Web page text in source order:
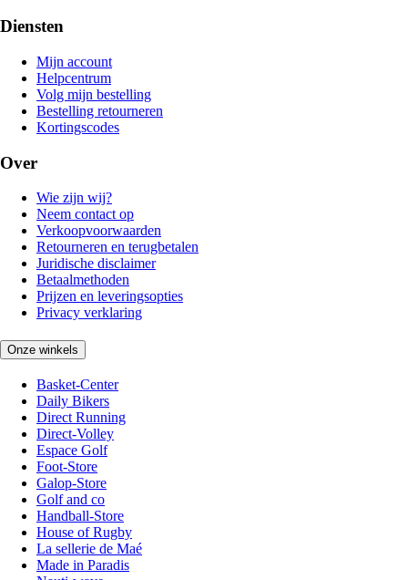
Diensten
Mijn account
Helpcentrum
Volg mijn bestelling
Bestelling retourneren
Kortingscodes
Over
Wie zijn wij?
Neem contact op
Verkoopvoorwaarden
Retourneren en terugbetalen
Juridische disclaimer
Betaalmethoden
Prijzen en leveringsopties
Privacy verklaring
Onze winkels
Basket-Center
Daily Bikers
Direct Running
Direct-Volley
Espace Golf
Foot-Store
Galop-Store
Golf and co
Handball-Store
House of Rugby
La sellerie de Maé
Made in Paradis